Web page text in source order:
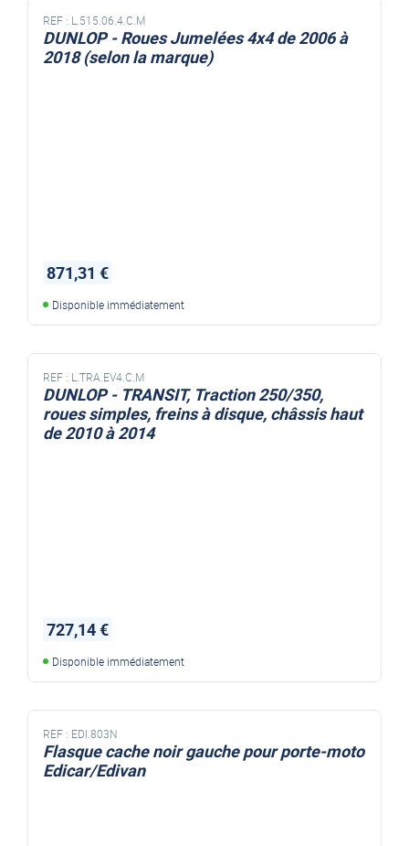
REF : L.515.06.4.C.M
DUNLOP - Roues Jumelées 4x4 de 2006 à
2018 (selon la marque)
871,31 €
Disponible immédiatement
REF : L.TRA.EV4.C.M
DUNLOP - TRANSIT, Traction 250/350,
roues simples, freins à disque, châssis haut
de 2010 à 2014
727,14 €
Disponible immédiatement
REF : EDI.803N
Flasque cache noir gauche pour porte-moto
Edicar/Edivan